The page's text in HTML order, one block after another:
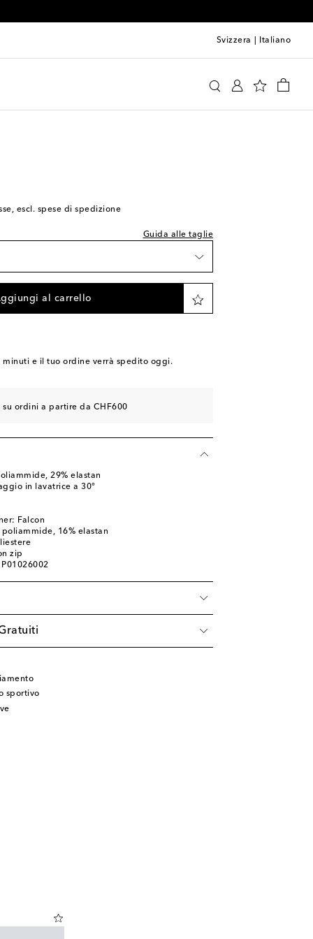
Svizzera Italiano
escl. spese di spedizione
Guida alle taglie
taglia indicata
al carrello
minuti e il tuo ordine verrà spedito oggi.
ordini a partire da CHF600
29% elastan
in lavatrice a 30°
Falcon
16% elastan
zip
sportivo